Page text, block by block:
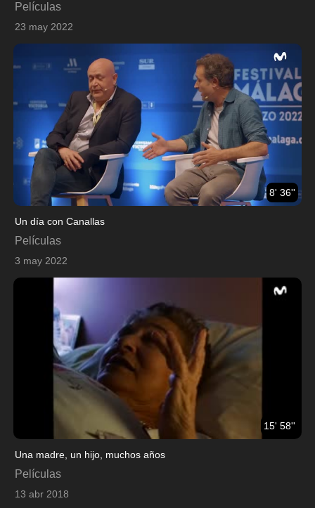
Películas
23 may 2022
8' 36''
Un día con Canallas
Películas
3 may 2022
15' 58''
Una madre, un hijo, muchos años
Películas
13 abr 2018